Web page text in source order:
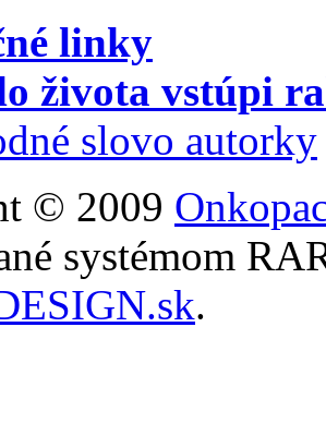
linky
života vstúpi
slovo autorky
© 2009
systémom
.